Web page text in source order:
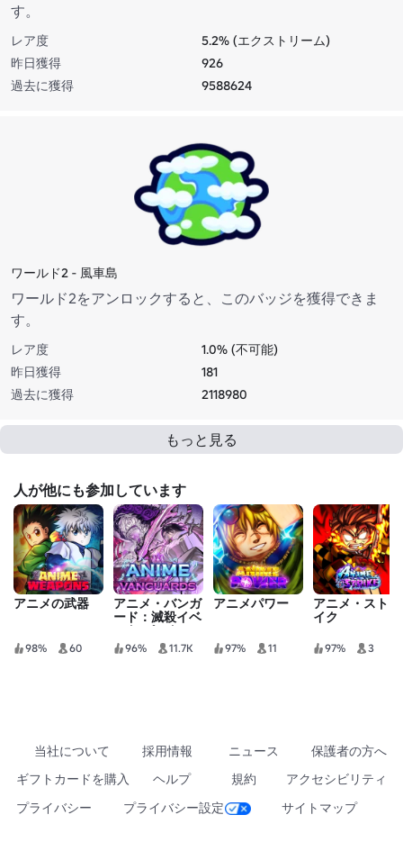
す。
レア度
5.2% (エクストリーム)
昨日獲得
926
過去に獲得
9588624
ワールド2 - 風車島
ワールド2をアンロックすると、このバッジを獲得できま
す。
レア度
1.0% (不可能)
昨日獲得
181
過去に獲得
2118980
もっと見る
人が他にも参加しています
アニメの武器
98% 60
アニメ・バンガ
ード：滅殺イベ
ント パート2
96% 11.7K
アニメパワー
97% 11
アニメ・ストラ
イク
97% 3
当社について 採用情報 ニュース
保護者の方へ
ギフトカードを購入
ヘルプ 規約
アクセシビリティ
プライバシー
プライバシー設定 サイトマップ